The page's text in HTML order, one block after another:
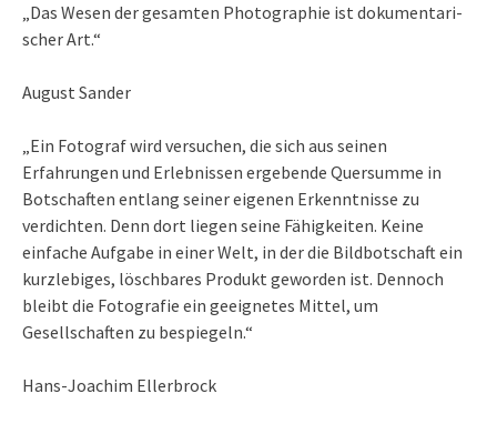
„Das We­sen der ge­sam­ten Pho­to­gra­phie ist do­ku­men­ta­ri­
scher Art.“
August Sander
„Ein Fotograf wird versuchen, die sich aus seinen
Erfahrungen und Erlebnissen ergebende Quersumme in
Botschaften entlang seiner eigenen Erkenntnisse zu
verdichten. Denn dort liegen seine Fähigkeiten. Keine
einfache Aufgabe in einer Welt, in der die Bildbotschaft ein
kurzlebiges, löschbares Produkt geworden ist. Dennoch
bleibt die Fotografie ein geeignetes Mittel, um
Gesellschaften zu bespiegeln.“
Hans-Joachim Ellerbrock